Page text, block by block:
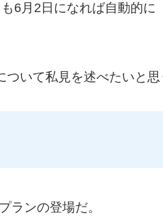
6月2日になれば自動的に
いて私見を述べたいと思
ランの登場だ。